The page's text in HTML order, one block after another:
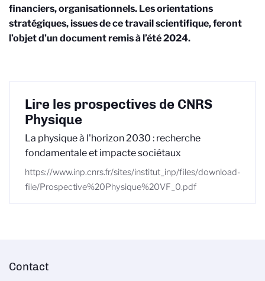
financiers, organisationnels. Les orientations
stratégiques, issues de ce travail scientifique, feront
l’objet d’un document remis à l’été 2024.
Lire les prospectives de CNRS
Physique
La physique à l'horizon 2030 : recherche
fondamentale et impacte sociétaux
https://www.inp.cnrs.fr/sites/institut_inp/files/download-
file/Prospective%20Physique%20VF_0.pdf
Contact